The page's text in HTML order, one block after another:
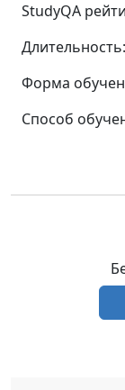
StudyQA
Длительность:
Форма
Способ